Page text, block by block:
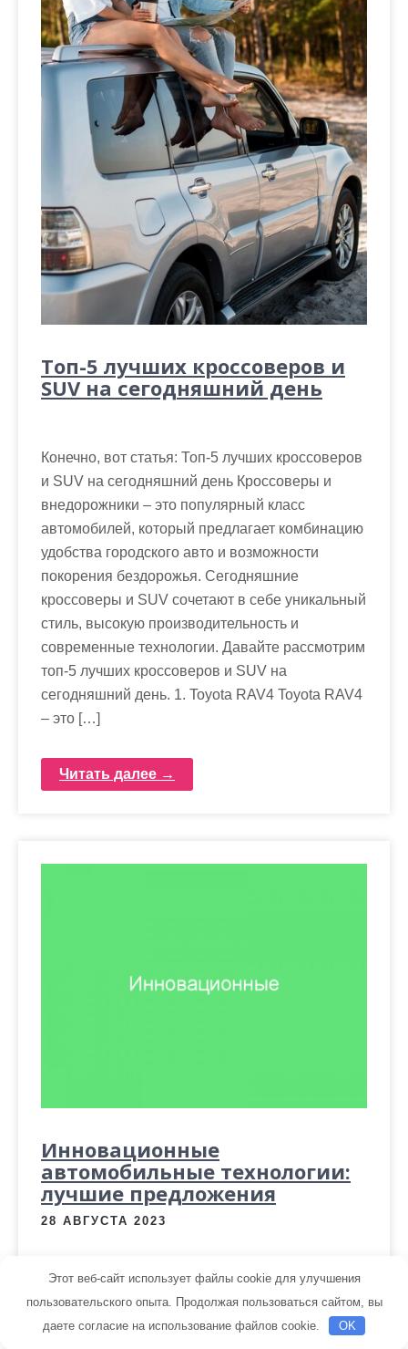
Топ-5 лучших кроссоверов и
SUV на сегодняшний день
Конечно, вот статья: Топ-5 лучших кроссоверов
и SUV на сегодняшний день Кроссоверы и
внедорожники – это популярный класс
автомобилей, который предлагает комбинацию
удобства городского авто и возможности
покорения бездорожья. Сегодняшние
кроссоверы и SUV сочетают в себе уникальный
стиль, высокую производительность и
современные технологии. Давайте рассмотрим
топ-5 лучших кроссоверов и SUV на
сегодняшний день. 1. Toyota RAV4 Toyota RAV4
– это […]
Читать далее →
Инновационные
автомобильные технологии:
лучшие предложения
28 АВГУСТА 2023
лучшие предложения С появлением новых
технологий автомобильная индустрия
приобрела множество инновационных
Этот веб-сайт использует файлы cookie для улучшения
пользовательского опыта. Продолжая пользоваться сайтом, вы
даете согласие на использование файлов cookie.
OK